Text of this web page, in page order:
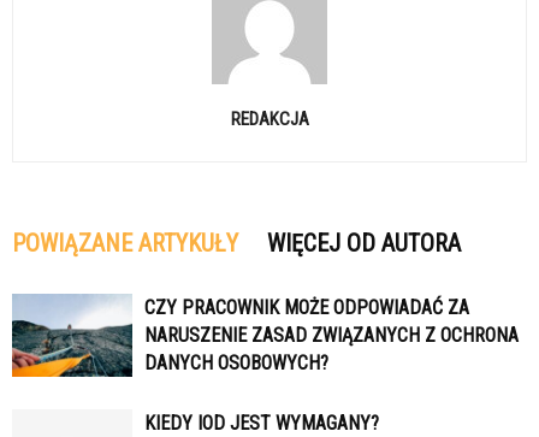
REDAKCJA
POWIĄZANE ARTYKUŁY WIĘCEJ OD AUTORA
CZY PRACOWNIK MOŻE ODPOWIADAĆ ZA
NARUSZENIE ZASAD ZWIĄZANYCH Z OCHRONA
DANYCH OSOBOWYCH?
KIEDY IOD JEST WYMAGANY?